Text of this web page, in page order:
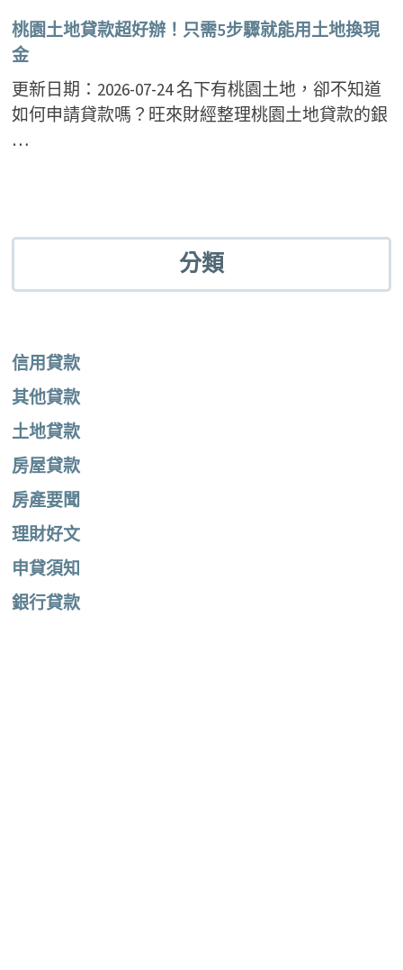
桃園土地貸款超好辦！只需5步驟就能用土地換現
金
更新日期：2026-07-24 名下有桃園土地，卻不知道
如何申請貸款嗎？旺來財經整理桃園土地貸款的銀
…
分類
信用貸款
其他貸款
土地貸款
房屋貸款
房產要聞
理財好文
申貸須知
銀行貸款